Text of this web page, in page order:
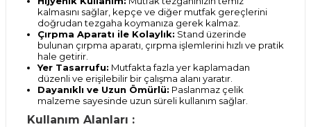
kalmasını sağlar, kepçe ve diğer mutfak gereçlerini
doğrudan tezgaha koymanıza gerek kalmaz.
Çırpma Aparatı ile Kolaylık: Stand üzerinde
bulunan çırpma aparatı, çırpma işlemlerini hızlı ve pratik
hale getirir.
Yer Tasarrufu: Mutfakta fazla yer kaplamadan
düzenli ve erişilebilir bir çalışma alanı yaratır.
Dayanıklı ve Uzun Ömürlü: Paslanmaz çelik
malzeme sayesinde uzun süreli kullanım sağlar.
Kullanım Alanları :